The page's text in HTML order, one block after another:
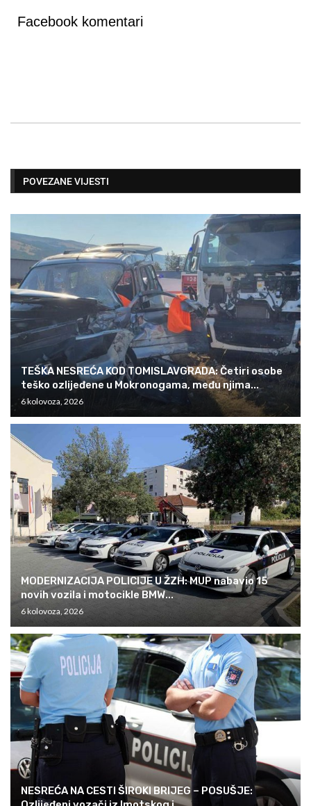
Facebook komentari
POVEZANE VIJESTI
TEŠKA NESREĆA KOD TOMISLAVGRADA: Četiri osobe
teško ozlijeđene u Mokronogama, među njima...
6 kolovoza, 2026
MODERNIZACIJA POLICIJE U ŽZH: MUP nabavio 15
novih vozila i motocikle BMW...
6 kolovoza, 2026
NESREĆA NA CESTI ŠIROKI BRIJEG – POSUŠJE: